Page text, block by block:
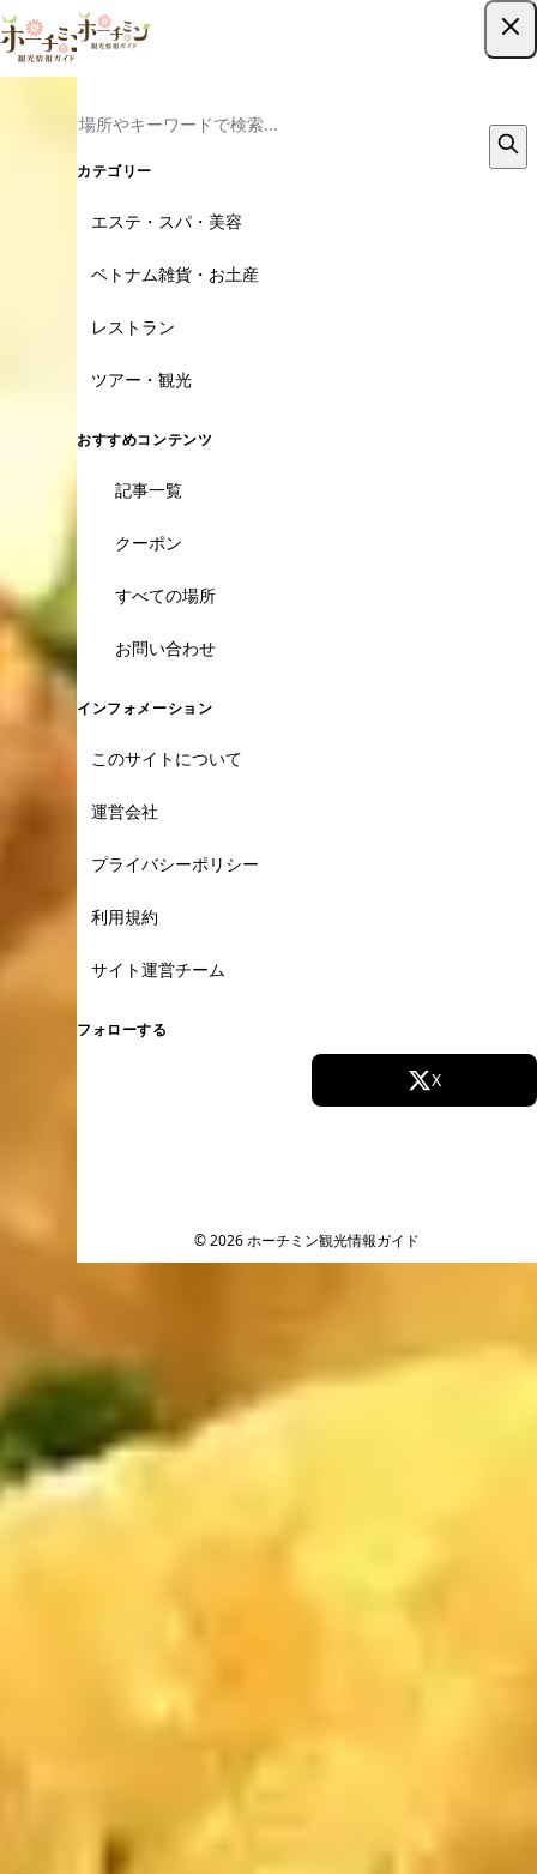
カテゴリー
エステ・スパ・美容
ベトナム雑貨・お土産
レストラン
ツアー・観光
おすすめコンテンツ
記事一覧
クーポン
すべての場所
お問い合わせ
インフォメーション
このサイトについて
運営会社
プライバシーポリシー
利用規約
サイト運営チーム
フォローする
X
© 2026 ホーチミン観光情報ガイド